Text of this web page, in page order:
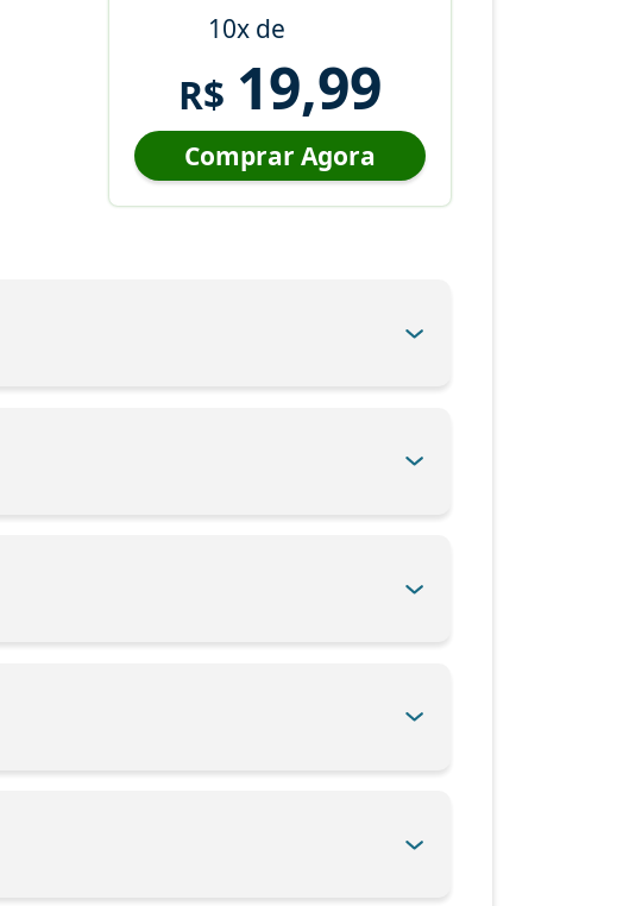
10x de
R$ 19,99
Comprar Agora